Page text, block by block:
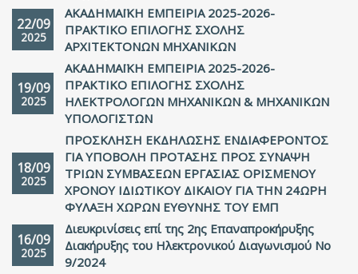
22/09
2025
ΑΚΑΔΗΜΑΪΚΗ ΕΜΠΕΙΡΙΑ 2025-2026-
ΠΡΑΚΤΙΚΟ ΕΠΙΛΟΓΗΣ ΣΧΟΛΗΣ
ΑΡΧΙΤΕΚΤΟΝΩΝ ΜΗΧΑΝΙΚΩΝ
19/09
2025
ΑΚΑΔΗΜΑΪΚΗ ΕΜΠΕΙΡΙΑ 2025-2026-
ΠΡΑΚΤΙΚΟ ΕΠΙΛΟΓΗΣ ΣΧΟΛΗΣ
ΗΛΕΚΤΡΟΛΟΓΩΝ ΜΗΧΑΝΙΚΩΝ & ΜΗΧΑΝΙΚΩΝ
ΥΠΟΛΟΓΙΣΤΩΝ
18/09
2025
ΠΡΟΣΚΛΗΣΗ ΕΚΔΗΛΩΣΗΣ ΕΝΔΙΑΦΕΡΟΝΤΟΣ
ΓΙΑ ΥΠΟΒΟΛΗ ΠΡΟΤΑΣΗΣ ΠΡΟΣ ΣΥΝΑΨΗ
ΤΡΙΩΝ ΣΥΜΒΑΣΕΩΝ ΕΡΓΑΣΙΑΣ ΟΡΙΣΜΕΝΟΥ
ΧΡΟΝΟΥ ΙΔΙΩΤΙΚΟΥ ΔΙΚΑΙΟΥ ΓΙΑ ΤΗΝ 24ΩΡΗ
ΦΥΛΑΞΗ ΧΩΡΩΝ ΕΥΘΥΝΗΣ ΤΟΥ ΕΜΠ
16/09
2025
Διευκρινίσεις επί της 2ης Επαναπροκήρυξης
Διακήρυξης του Ηλεκτρονικού Διαγωνισμού Νο
9/2024